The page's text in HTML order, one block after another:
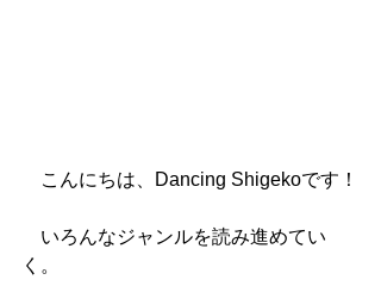
こんにちは、Dancing Shigekoです！
いろんなジャンルを読み進めてい
く。